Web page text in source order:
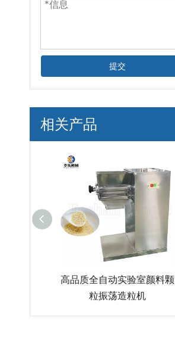
提交
相关产品
出售高效药品快速制粒机